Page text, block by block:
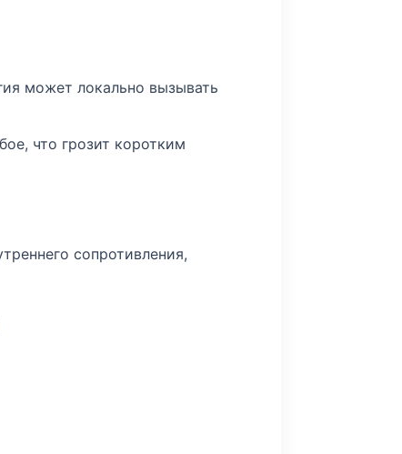
может локально вызывать
что грозит коротким
сопротивления,